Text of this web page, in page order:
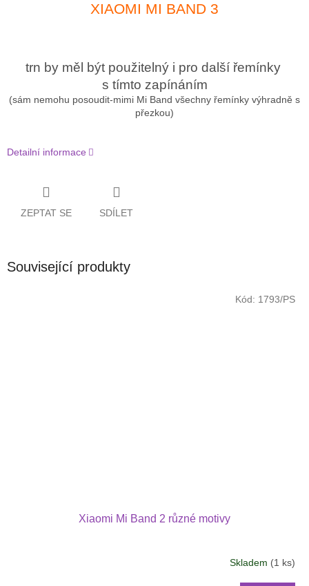
XIAOMI MI BAND 3
trn by měl být použitelný i pro další řemínky
s tímto zapínáním
(sám nemohu posoudit-mimi Mi Band všechny řemínky výhradně s
přezkou)
Detailní informace
ZEPTAT SE SDÍLET
Související produkty
Xiaomi Mi Band 2 různé motivy
Skladem (1 ks)
Kód: 1793/PS